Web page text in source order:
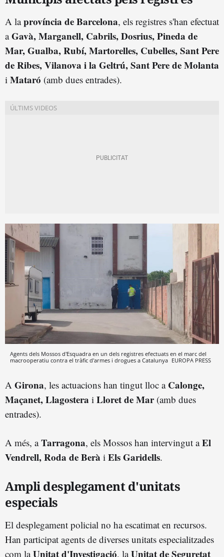
A laprovíncia de Barcelona, els registres s'han efectuat
aGavà, Marganell, Cabrils, Dosrius, Pineda de
Mar, Gualba, Rubí, Martorelles, Cubelles, Sant Pere
de Ribes, Vilanova i la Geltrú, Sant Pere de Molanta
i Mataró (amb dues entrades).
Agents dels Mossos d'Esquadra en un dels registres efectuats en el marc del
macrooperatiu contra el tràfic d'armes i drogues a Catalunya EUROPA PRESS
A Girona, les actuacions han tingut lloc a Calonge,
Maçanet, Llagostera i Lloret de Mar(amb dues
entrades).
A més, aTarragona, els Mossos han intervingut aEl
Vendrell, Roda de Berà i Els Garidells.
Ampli desplegament d'unitats
especials
El desplegament policial no ha escatimat en recursos.
Han participat agents de diverses unitats especialitzades
com laUnitat d'Investigació, laUnitat de Seguretat